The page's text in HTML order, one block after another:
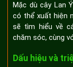
Mặc dù cây Lan
có thể xuất hiện
sẽ tìm hiểu về
chăm sóc, cùng
Dấu hiệu và